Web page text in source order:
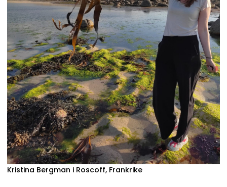
Kristina Bergman i Roscoff, Frankrike